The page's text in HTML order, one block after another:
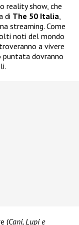
reality show, che
di The 50 Italia
streaming. Come
noti del mondo
a vivere
dovranno
(Cani, Lupi e